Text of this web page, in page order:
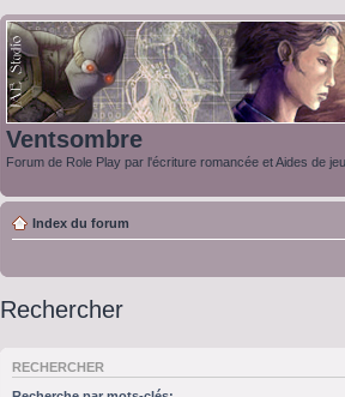
Ventsombre
Forum de Role Play par l'écriture romancée et Aides de
Index du forum
Rechercher
RECHERCHER